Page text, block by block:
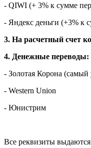
- QIWI (+ 3% к сумме
- Яндекс деньги (+3% к
3. На расчетный счет
4. Денежные переводы:
- Золотая Корона
- Western Union
- Юнистрим
Все реквизиты выдаются